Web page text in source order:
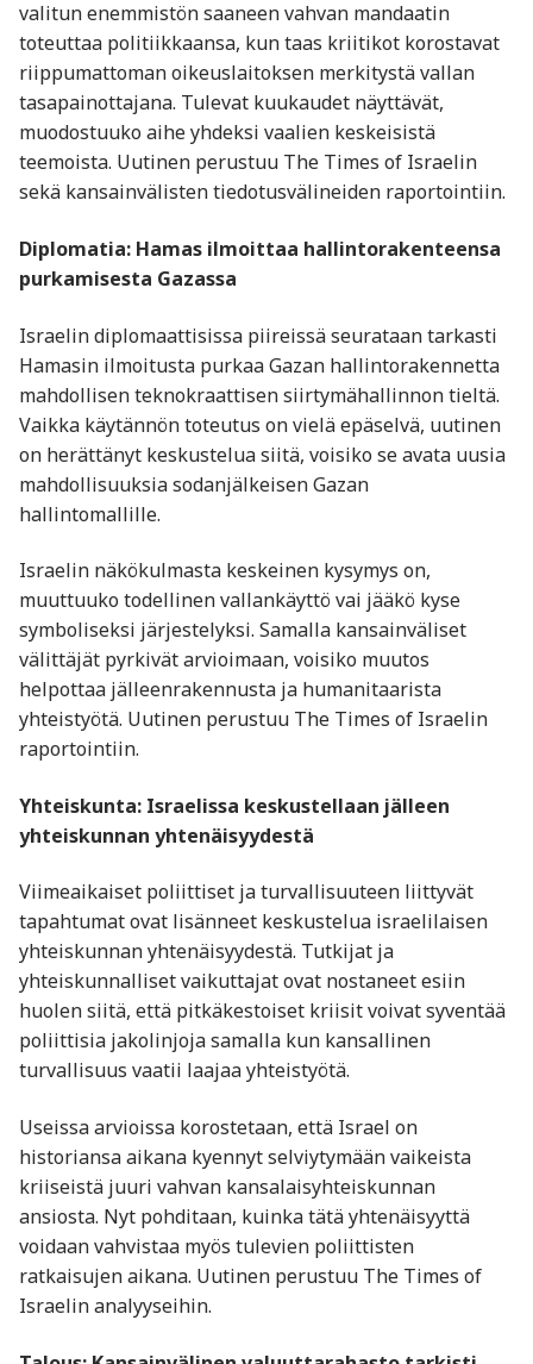
valitun enemmistön saaneen vahvan mandaatin
toteuttaa politiikkaansa, kun taas kriitikot korostavat
riippumattoman oikeuslaitoksen merkitystä vallan
tasapainottajana. Tulevat kuukaudet näyttävät,
muodostuuko aihe yhdeksi vaalien keskeisistä
teemoista. Uutinen perustuu The Times of Israelin
sekä kansainvälisten tiedotusvälineiden raportointiin.
Diplomatia: Hamas ilmoittaa hallintorakenteensa
purkamisesta Gazassa
Israelin diplomaattisissa piireissä seurataan tarkasti
Hamasin ilmoitusta purkaa Gazan hallintorakennetta
mahdollisen teknokraattisen siirtymähallinnon tieltä.
Vaikka käytännön toteutus on vielä epäselvä, uutinen
on herättänyt keskustelua siitä, voisiko se avata uusia
mahdollisuuksia sodanjälkeisen Gazan
hallintomallille.
Israelin näkökulmasta keskeinen kysymys on,
muuttuuko todellinen vallankäyttö vai jääkö kyse
symboliseksi järjestelyksi. Samalla kansainväliset
välittäjät pyrkivät arvioimaan, voisiko muutos
helpottaa jälleenrakennusta ja humanitaarista
yhteistyötä. Uutinen perustuu The Times of Israelin
raportointiin.
Yhteiskunta: Israelissa keskustellaan jälleen
yhteiskunnan yhtenäisyydestä
Viimeaikaiset poliittiset ja turvallisuuteen liittyvät
tapahtumat ovat lisänneet keskustelua israelilaisen
yhteiskunnan yhtenäisyydestä. Tutkijat ja
yhteiskunnalliset vaikuttajat ovat nostaneet esiin
huolen siitä, että pitkäkestoiset kriisit voivat syventää
poliittisia jakolinjoja samalla kun kansallinen
turvallisuus vaatii laajaa yhteistyötä.
Useissa arvioissa korostetaan, että Israel on
historiansa aikana kyennyt selviytymään vaikeista
kriiseistä juuri vahvan kansalaisyhteiskunnan
ansiosta. Nyt pohditaan, kuinka tätä yhtenäisyyttä
voidaan vahvistaa myös tulevien poliittisten
ratkaisujen aikana. Uutinen perustuu The Times of
Israelin analyyseihin.